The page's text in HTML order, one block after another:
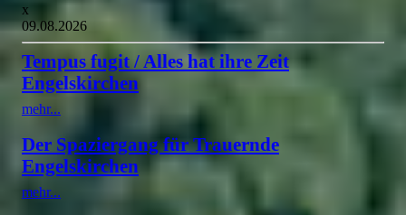
x
09.08.2026
Tempus fugit / Alles hat ihre Zeit
Engelskirchen
mehr...
Der Spaziergang für Trauernde
Engelskirchen
mehr...